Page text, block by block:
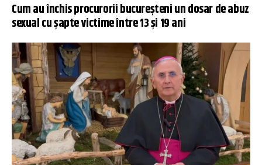
Cum au închis procurorii bucureșteni un dosar de abuz
sexual cu șapte victime între 13 și 19 ani